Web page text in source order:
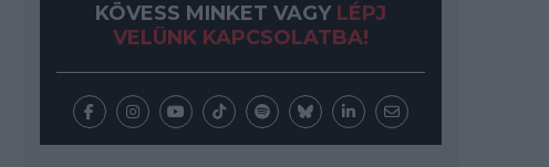
KÖVESS MINKET VAGY LÉPJ
VELÜNK KAPCSOLATBA!